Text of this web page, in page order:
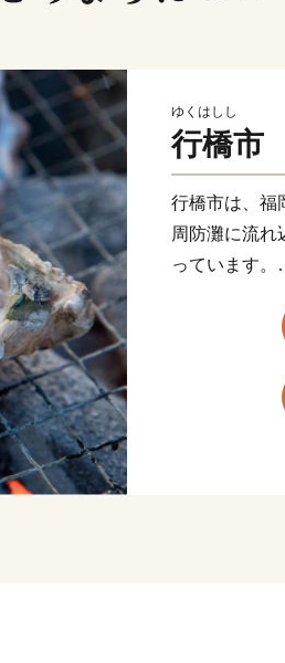
ゆくはしし
行橋市
行橋市は、福
周防灘に流れ
っています。
市の南西部
た周防灘に
近年では、
し一層イン
展を続けてい